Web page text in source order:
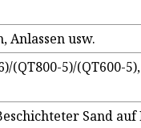
Anlassen usw.
(QT800-5)/(QT600-
Sand auf